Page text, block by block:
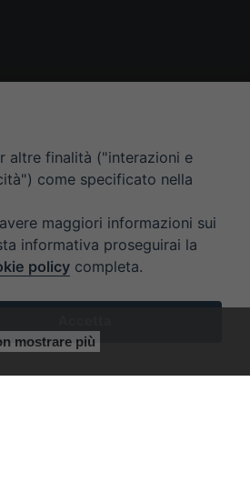
mostrare più
altre finalità ("interazioni e
come specificato nella
maggiori informazioni sui
informativa proseguirai la
policy completa.